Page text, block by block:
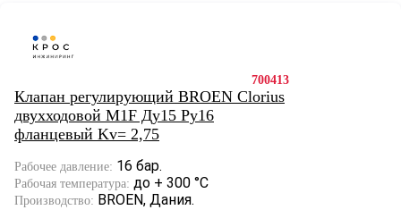
700413
Клапан регулирующий BROEN Clorius
двухходовой M1F Ду15 Ру16
фланцевый Kv= 2,75
Рабочее давление: 16 бар.
Рабочая температура: до + 300 °С
Производство: BROEN, Дания.